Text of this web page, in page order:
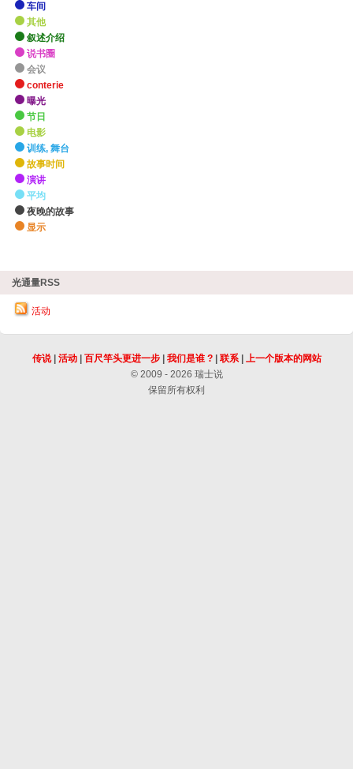
车间
其他
叙述介绍
说书圈
会议
conterie
曝光
节日
电影
训练, 舞台
故事时间
演讲
平均
夜晚的故事
显示
光通量RSS
活动
传说| 活动| 百尺竿头更进一步| 我们是谁 ?| 联系| 上一个版本的网站
© 2009 - 2026 瑞士说
保留所有权利